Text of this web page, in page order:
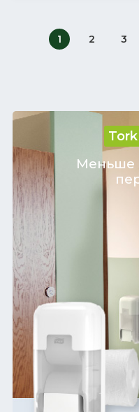
Меньше
1 2 3